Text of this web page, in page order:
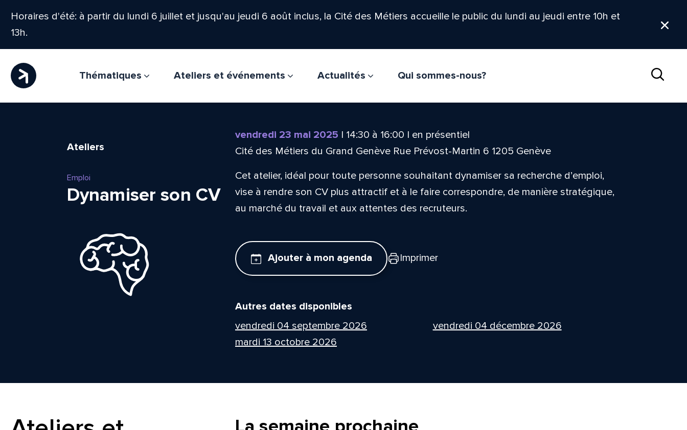
Horaires d'été: à partir du lundi 6 juillet et jusqu'au jeudi 6 août inclus, la Cité des Métiers accueille le public du lundi au jeudi entre 10h et
13h.
Thématiques Ateliers et événements Actualités
Qui sommes-nous?
Ateliers
Emploi
Dynamiser son CV
vendredi 23 mai 2025 | 14:30 à 16:00 | en présentiel
Cité des Métiers du Grand Genève Rue Prévost-Martin 6 1205 Genève
Cet atelier, idéal pour toute personne souhaitant dynamiser sa recherche d’emploi,
vise à rendre son CV plus attractif et à le faire correspondre, de manière stratégique,
au marché du travail et aux attentes des recruteurs.
Ajouter à mon agenda Imprimer
Autres dates disponibles
vendredi 04 septembre 2026
mardi 13 octobre 2026
vendredi 04 décembre 2026